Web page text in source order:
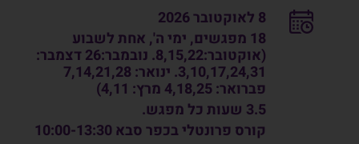
8 לאוקטובר 2026
18 מפגשים, ימי ה', אחת לשבוע
(אוקטובר:8,15,22. נובמבר:26 דצמבר:
3,10,17,24,31. ינואר: 7,14,21,28
פברואר: 4,18,25 מרץ: 4,11)
3.5 שעות כל מפגש.
קורס פרונטלי בכפר סבא 10:00-13:30